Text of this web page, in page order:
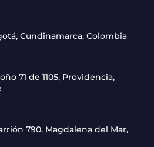
Cundinamarca, Colombia
71 de 1105, Providencia,
790, Magdalena del Mar,